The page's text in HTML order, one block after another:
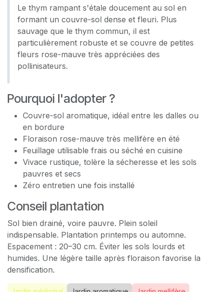
Le thym rampant s'étale doucement au sol en
formant un couvre-sol dense et fleuri. Plus
sauvage que le thym commun, il est
particulièrement robuste et se couvre de petites
fleurs rose-mauve très appréciées des
pollinisateurs.
Pourquoi l'adopter ?
Couvre-sol aromatique, idéal entre les dalles ou
en bordure
Floraison rose-mauve très mellifère en été
Feuillage utilisable frais ou séché en cuisine
Vivace rustique, tolère la sécheresse et les sols
pauvres et secs
Zéro entretien une fois installé
Conseil plantation
Sol bien drainé, voire pauvre. Plein soleil
indispensable. Plantation printemps ou automne.
Espacement : 20–30 cm. Éviter les sols lourds et
humides. Une légère taille après floraison favorise la
densification.